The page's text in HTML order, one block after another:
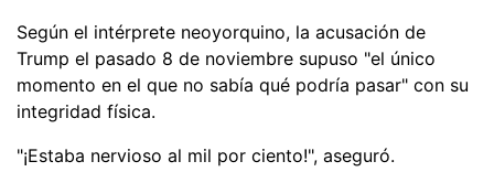
Según el intérprete neoyorquino, la acusación de
Trump el pasado 8 de noviembre supuso "el único
momento en el que no sabía qué podría pasar" con su
integridad física.
"¡Estaba nervioso al mil por ciento!", aseguró.